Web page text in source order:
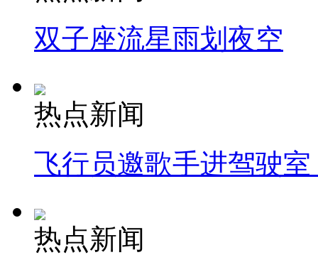
双子座流星雨划夜空
热点新闻
飞行员邀歌手进驾驶
热点新闻